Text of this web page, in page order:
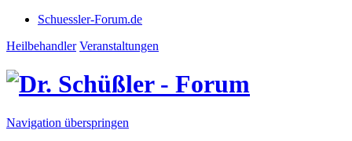
Schuessler-Forum.de
Heilbehandler Veranstaltungen
Navigation überspringen